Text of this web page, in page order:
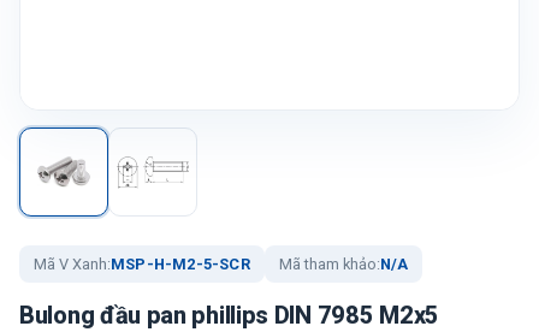
Mã V Xanh:MSP-H-M2-5-SCR Mã tham khảo:N/A
Bulong đầu pan phillips DIN 7985 M2x5